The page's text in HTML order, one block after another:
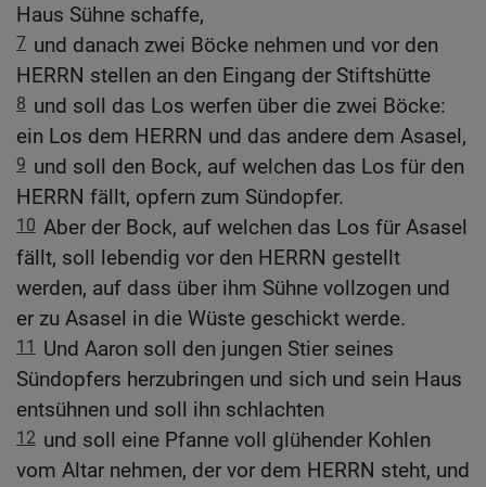
Haus Sühne schaffe,
7 und danach zwei Böcke nehmen und vor den
HERRN stellen an den Eingang der Stiftshütte
8 und soll das Los werfen über die zwei Böcke:
ein Los dem HERRN und das andere dem Asasel,
9 und soll den Bock, auf welchen das Los für den
HERRN fällt, opfern zum Sündopfer.
10 Aber der Bock, auf welchen das Los für Asasel
fällt, soll lebendig vor den HERRN gestellt
werden, auf dass über ihm Sühne vollzogen und
er zu Asasel in die Wüste geschickt werde.
11
Und Aaron soll den jungen Stier seines
Sündopfers herzubringen und sich und sein Haus
entsühnen und soll ihn schlachten
12 und soll eine Pfanne voll glühender Kohlen
vom Altar nehmen, der vor dem HERRN steht, und